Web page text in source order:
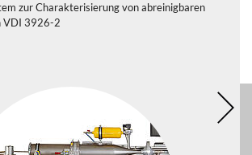
zur Charakterisierung von abreinigbaren
VDI 3926-2